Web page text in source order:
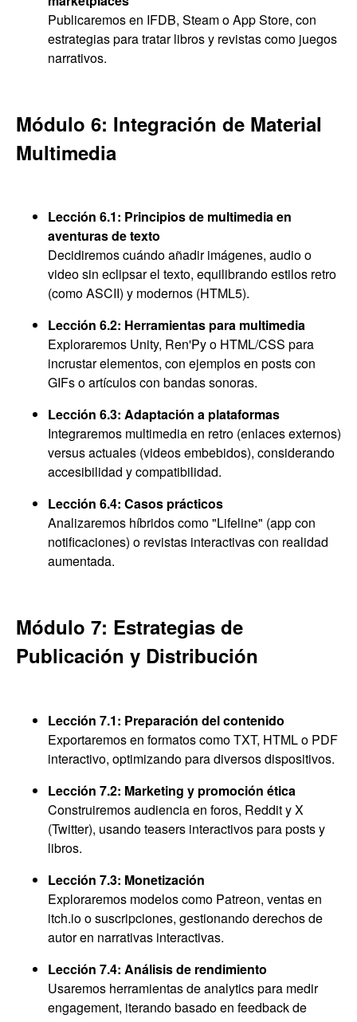
Publicaremos en IFDB, Steam o App Store, con
estrategias para tratar libros y revistas como juegos
narrativos.
Módulo 6: Integración de Material
Multimedia
Lección 6.1: Principios de multimedia en
aventuras de texto
Decidiremos cuándo añadir imágenes, audio o
video sin eclipsar el texto, equilibrando estilos retro
(como ASCII) y modernos (HTML5).
Lección 6.2: Herramientas para multimedia
Exploraremos Unity, Ren'Py o HTML/CSS para
incrustar elementos, con ejemplos en posts con
GIFs o artículos con bandas sonoras.
Lección 6.3: Adaptación a plataformas
Integraremos multimedia en retro (enlaces externos)
versus actuales (videos embebidos), considerando
accesibilidad y compatibilidad.
Lección 6.4: Casos prácticos
Analizaremos híbridos como "Lifeline" (app con
notificaciones) o revistas interactivas con realidad
aumentada.
Módulo 7: Estrategias de
Publicación y Distribución
Lección 7.1: Preparación del contenido
Exportaremos en formatos como TXT, HTML o PDF
interactivo, optimizando para diversos dispositivos.
Lección 7.2: Marketing y promoción ética
Construiremos audiencia en foros, Reddit y X
(Twitter), usando teasers interactivos para posts y
libros.
Lección 7.3: Monetización
Exploraremos modelos como Patreon, ventas en
itch.io o suscripciones, gestionando derechos de
autor en narrativas interactivas.
Lección 7.4: Análisis de rendimiento
Usaremos herramientas de analytics para medir
engagement, iterando basado en feedback de